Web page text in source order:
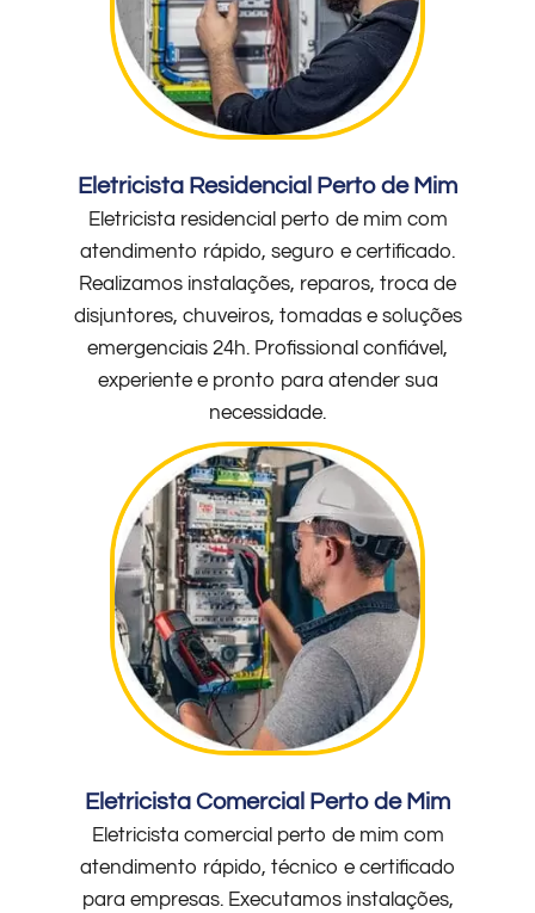
Eletricista Residencial Perto de Mim
Eletricista residencial perto de mim com
atendimento rápido, seguro e certificado.
Realizamos instalações, reparos, troca de
disjuntores, chuveiros, tomadas e soluções
emergenciais 24h. Profissional confiável,
experiente e pronto para atender sua
necessidade.
Eletricista Comercial Perto de Mim
Eletricista comercial perto de mim com
atendimento rápido, técnico e certificado
para empresas. Executamos instalações,